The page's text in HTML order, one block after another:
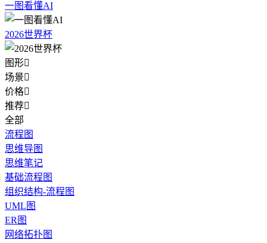
一图看懂AI
2026世界杯
图形
场景
价格
推荐
全部
流程图
思维导图
思维笔记
基础流程图
组织结构-流程图
UML图
ER图
网络拓扑图